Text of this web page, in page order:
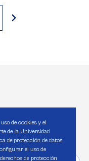
de cookies y el
de la Universidad
de protección de datos
el uso de
de protección